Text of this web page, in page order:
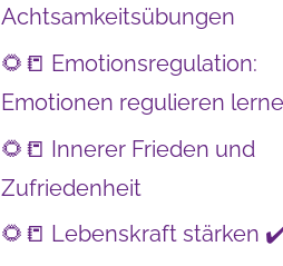
Achtsamkeitsübungen
🌻📒 Emotionsregulation:
Emotionen regulieren
🌻📒 Innerer Frieden und
Zufriedenheit
🌻📒 Lebenskraft stärken